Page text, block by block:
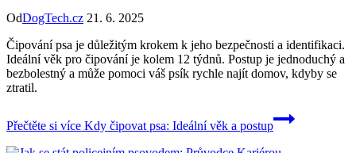
OdDogTech.cz 21. 6. 2025
Čipování psa je důležitým krokem k jeho bezpečnosti a identifikaci.
Ideální věk pro čipování je kolem 12 týdnů. Postup je jednoduchý a
bezbolestný a může pomoci váš psík rychle najít domov, kdyby se
ztratil.
Přečtěte si více Kdy čipovat psa: Ideální věk a postup